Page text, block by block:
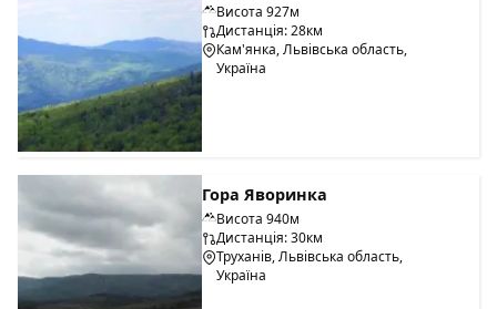
Висота 927м
Дистанція: 28км
Кам'янка, Львівська область,
Україна
Гора Яворинка
Висота 940м
Дистанція: 30км
Труханів, Львівська область,
Україна